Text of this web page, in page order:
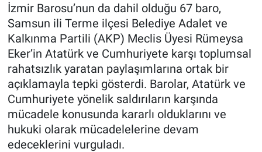
İzmir Barosu’nun da dahil olduğu 67 baro,
Samsun ili Terme ilçesi Belediye Adalet ve
Kalkınma Partili (AKP) Meclis Üyesi Rümeysa
Eker’in Atatürk ve Cumhuriyete karşı toplumsal
rahatsızlık yaratan paylaşımlarına ortak bir
açıklamayla tepki gösterdi. Barolar, Atatürk ve
Cumhuriyete yönelik saldırıların karşında
mücadele konusunda kararlı olduklarını ve
hukuki olarak mücadelelerine devam
edeceklerini vurguladı.